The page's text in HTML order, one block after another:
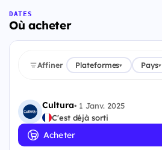
DATES
Où acheter
Affiner Plateformes▾ Pays▾
Cultura• 1 Janv. 2025
C'est déjà sorti
Acheter